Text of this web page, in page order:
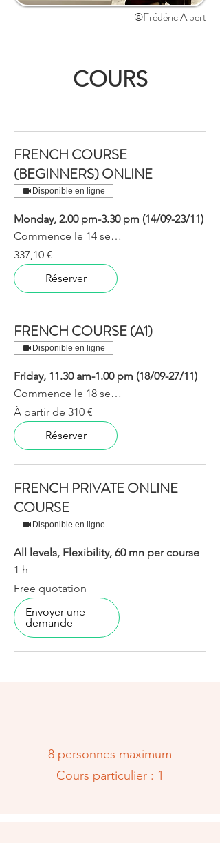
©Frédéric Albert
COURS
FRENCH COURSE
(BEGINNERS) ONLINE
Disponible en ligne
Monday, 2.00 pm-3.30 pm (14/09-23/11)
Commence le 14 sept.
euros
337,10 €
Réserver
FRENCH COURSE (A1)
Disponible en ligne
Friday, 11.30 am-1.00 pm (18/09-27/11)
Commence le 18 sept.
À
partir
de
310
euros
À partir de 310 €
Réserver
FRENCH PRIVATE ONLINE
COURSE
Disponible en ligne
All levels, Flexibility, 60 mn per course
1 h
quotation
Free quotation
Envoyer une
demande
8 personnes max​​imum
Cours particulier : 1​